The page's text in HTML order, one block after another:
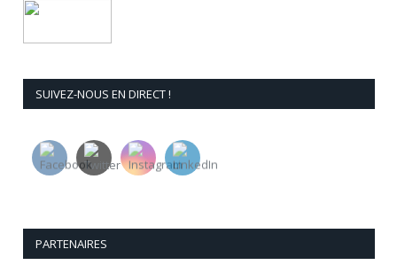
SUIVEZ-NOUS EN DIRECT !
PARTENAIRES